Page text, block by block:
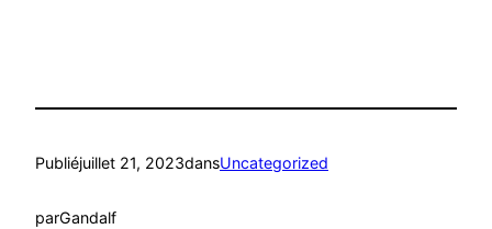
Publiéjuillet 21, 2023dansUncategorized
parGandalf